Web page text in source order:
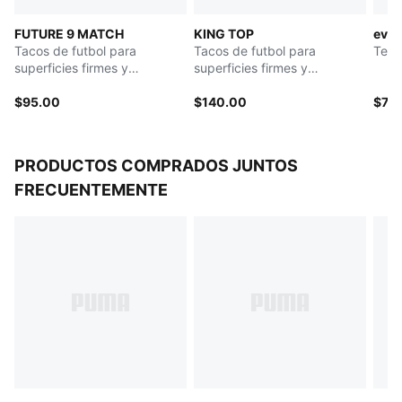
cambios de dirección explosivos
DETALLES
Ajuste de regular a ancho
Tipo de puntera: Redondeada
FG/AG: Apto para usar en superficies naturales firmes
y césped artificial
FUTURE 9 MATCH
Tacos de futbol para
superficies firmes y
$95.00
KING TOP
Tacos de futbol para
superficies firmes y
$140.00
PRODUCTOS COMPRADOS JUNTOS
FRECUENTEMENTE